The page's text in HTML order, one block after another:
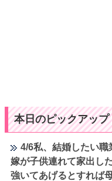
本日のピックアッ
4/6私、結婚したい職
嫁が子供連れて家出し
強いてあげるとすれば